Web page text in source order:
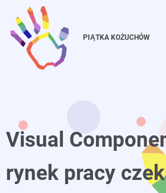
Przejdź
treści
PIĄTKA KOŻUCHÓW
Visual
rynek pracy